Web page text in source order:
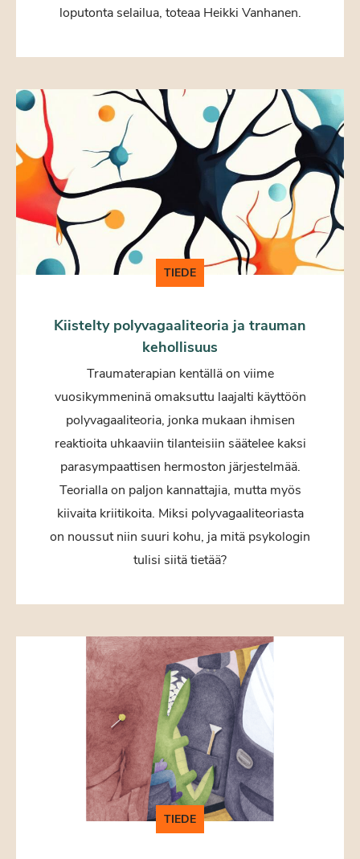
loputonta selailua, toteaa Heikki Vanhanen.
TIEDE
Kiistelty polyvagaaliteoria ja trauman
kehollisuus
Traumaterapian kentällä on viime
vuosikymmeninä omaksuttu laajalti käyttöön
polyvagaaliteoria, jonka mukaan ihmisen
reaktioita uhkaaviin tilanteisiin säätelee kaksi
parasympaattisen hermoston järjestelmää.
Teorialla on paljon kannattajia, mutta myös
kiivaita kriitikoita. Miksi polyvagaaliteoriasta
on noussut niin suuri kohu, ja mitä psykologin
tulisi siitä tietää?
TIEDE